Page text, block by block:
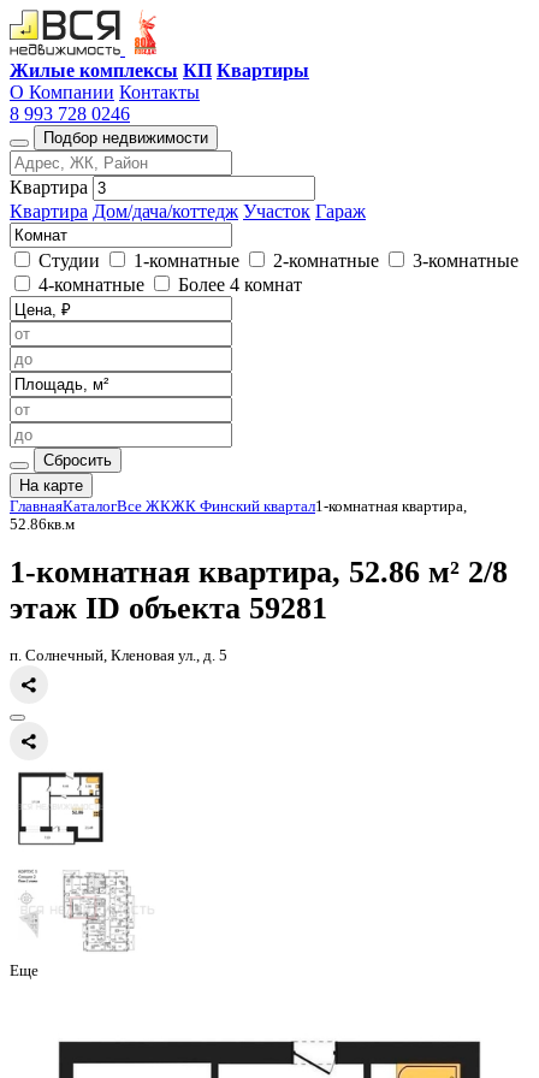
Жилые комплексы КП Квартиры
О Компании Контакты
8 993 728 0246
Подбор недвижимости
Квартира
Квартира Дом/дача/коттедж Участок Гараж
Студии 1-комнатные 2-комнатные
3-комнатные
4-комнатные
Более 4 комнат
Сбросить
На карте
52.86кв.м
1-комнатная квартира, 52.86
этаж
п. Солнечный, Кленовая ул., д. 5